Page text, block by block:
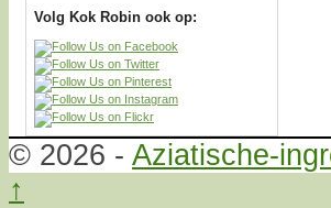
Volg Kok Robin ook op:
© 2026 - Aziatische-
↑